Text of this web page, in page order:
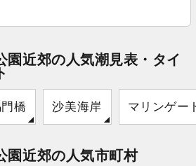
園近郊の人気潮見表・タイ
橋 沙美海岸 マリンゲー
園近郊の人気市町村